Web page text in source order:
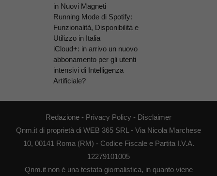
in Nuovi Magneti
Running Mode di Spotify:
Funzionalità, Disponibilità e
Utilizzo in Italia
iCloud+: in arrivo un nuovo
abbonamento per gli utenti
intensivi di Intelligenza
Artificiale?
Redazione - Privacy Policy - Disclaimer
Qnm.it di proprietà di WEB 365 SRL - Via Nicola Marchese
10, 00141 Roma (RM) - Codice Fiscale e Partita I.V.A.
12279101005
Qnm.it non è una testata giornalistica, in quanto viene